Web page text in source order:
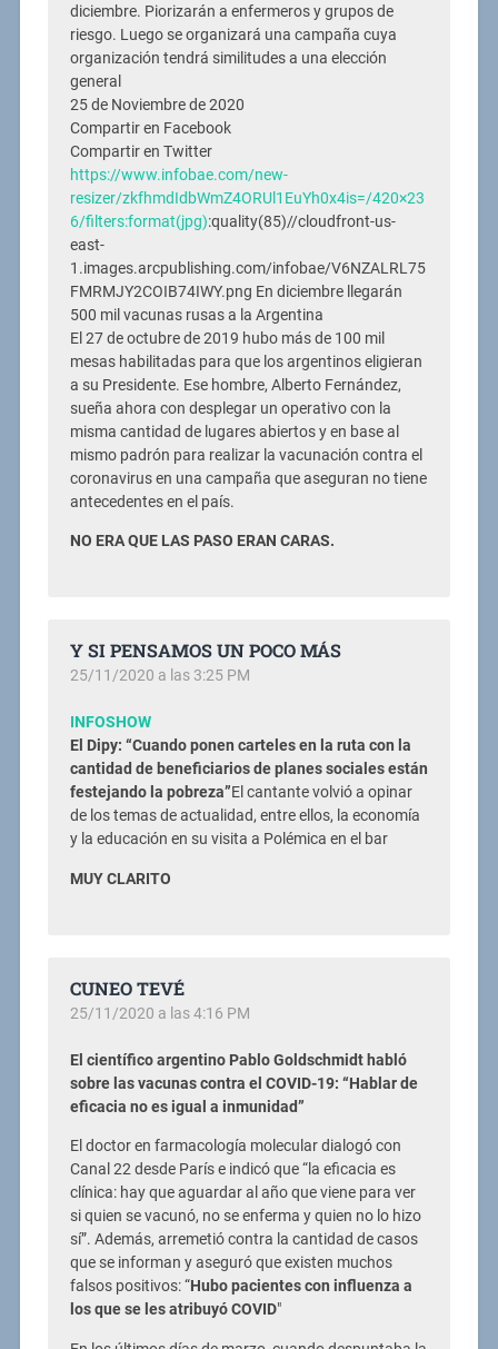
diciembre. Piorizarán a enfermeros y grupos de
riesgo. Luego se organizará una campaña cuya
organización tendrá similitudes a una elección
general
25 de Noviembre de 2020
Compartir en Facebook
Compartir en Twitter
https://www.infobae.com/new-
resizer/zkfhmdIdbWmZ4ORUl1EuYh0x4is=/420×23
6/filters:format(jpg):quality(85)//cloudfront-us-
east-
1.images.arcpublishing.com/infobae/V6NZALRL75
FMRMJY2COIB74IWY.png En diciembre llegarán
500 mil vacunas rusas a la Argentina
El 27 de octubre de 2019 hubo más de 100 mil
mesas habilitadas para que los argentinos eligieran
a su Presidente. Ese hombre, Alberto Fernández,
sueña ahora con desplegar un operativo con la
misma cantidad de lugares abiertos y en base al
mismo padrón para realizar la vacunación contra el
coronavirus en una campaña que aseguran no tiene
antecedentes en el país.
NO ERA QUE LAS PASO ERAN CARAS.
Y SI PENSAMOS UN POCO MÁS
25/11/2020 a las 3:25 PM
INFOSHOW
El Dipy: “Cuando ponen carteles en la ruta con la
cantidad de beneficiarios de planes sociales están
festejando la pobreza”El cantante volvió a opinar
de los temas de actualidad, entre ellos, la economía
y la educación en su visita a Polémica en el bar
MUY CLARITO
CUNEO TEVÉ
25/11/2020 a las 4:16 PM
El científico argentino Pablo Goldschmidt habló
sobre las vacunas contra el COVID-19: “Hablar de
eficacia no es igual a inmunidad”
El doctor en farmacología molecular dialogó con
Canal 22 desde París e indicó que “la eficacia es
clínica: hay que aguardar al año que viene para ver
si quien se vacunó, no se enferma y quien no lo hizo
sí”. Además, arremetió contra la cantidad de casos
que se informan y aseguró que existen muchos
falsos positivos: “Hubo pacientes con influenza a
los que se les atribuyó COVID″